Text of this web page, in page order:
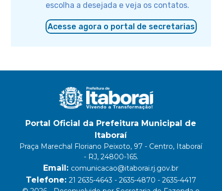
escolha a desejada e veja os contatos.
Acesse agora o portal de secretarias
Portal Oficial da Prefeitura Municipal de
Itaboraí
Praça Marechal Floriano Peixoto, 97 - Centro, Itaboraí
- RJ, 24800-165.
Email: comunicacao@itaborai.rj.gov.br
Telefone: 21 2635-4643 - 2635-4870 - 2635-4417